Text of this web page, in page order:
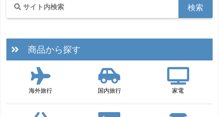
商品から探す
海外旅行 国内旅行 家電